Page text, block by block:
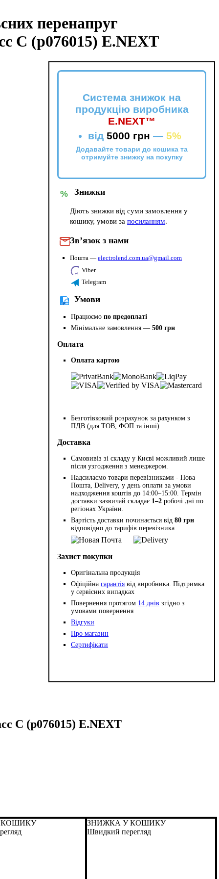
перенапруг
С (p076015) E.NEXT
Система знижок на
продукцію виробника
E.NEXT™
від5000 грн —5%
Додавайте товари до кошика та
отримуйте знижку на покупку
% Знижки
Діють знижки від суми замовлення у
кошику, умови запосиланням.
Зв’язок з нами
Пошта —electrolend.com.ua@gmail.com
Viber
Telegram
Умови
Працюємопо предоплаті
Мінімальне замовлення —500 грн
Оплата
Оплата картою
Безготівковий розрахунок за рахунком з
ПДВ (для ТОВ, ФОП та інші)
Доставка
Самовивіз зі складу у Києві можливий лише
після узгодження з менеджером.
Надсилаємо товари перевізниками - Нова
Пошта, Delivery, у день оплати за умови
надходження коштів до 14:00–15:00. Термін
доставки зазвичай складає 1–2 робочі дні по
регіонах України.
Вартість доставки починається від80 грн
відповідно до тарифів перевізника
Захист покупки
Оригінальна продукція
Офіційнагарантія від виробника. Підтримка
у сервісних випадках
Повернення протягом 14 днів згідно з
умовами повернення
Відгуки
Про магазин
Сертифікати
С (p076015) E.NEXT
КОШИКУ
ЗНИЖКА У КОШИКУ
Швидкий перегляд